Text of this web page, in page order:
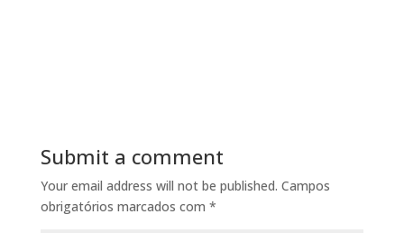
Submit a comment
Your email address will not be published. Campos
obrigatórios marcados com *